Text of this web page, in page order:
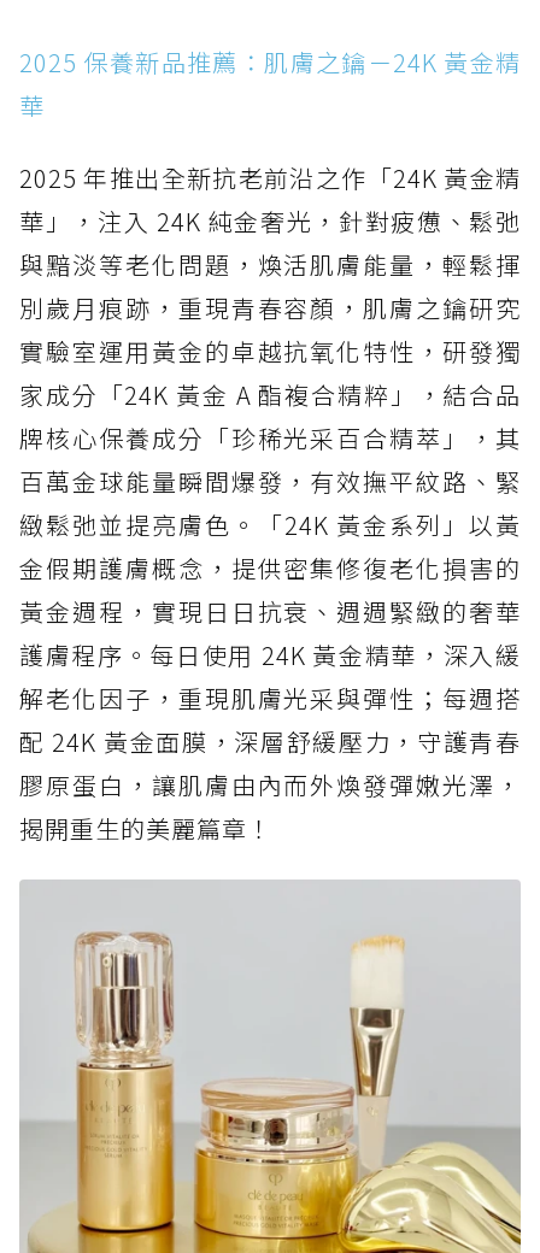
2025 保養新品推薦：肌膚之鑰－24K 黃金精
華
2025 年推出全新抗老前沿之作「24K 黃金精
華」，注入 24K 純金奢光，針對疲憊、鬆弛
與黯淡等老化問題，煥活肌膚能量，輕鬆揮
別歲月痕跡，重現青春容顏，肌膚之鑰研究
實驗室運用黃金的卓越抗氧化特性，研發獨
家成分「24K 黃金 A 酯複合精粹」，結合品
牌核心保養成分「珍稀光采百合精萃」，其
百萬金球能量瞬間爆發，有效撫平紋路、緊
緻鬆弛並提亮膚色。「24K 黃金系列」以黃
金假期護膚概念，提供密集修復老化損害的
黃金週程，實現日日抗衰、週週緊緻的奢華
護膚程序。每日使用 24K 黃金精華，深入緩
解老化因子，重現肌膚光采與彈性；每週搭
配 24K 黃金面膜，深層舒緩壓力，守護青春
膠原蛋白，讓肌膚由內而外煥發彈嫩光澤，
揭開重生的美麗篇章！